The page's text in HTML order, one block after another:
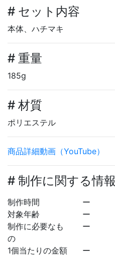
# セット内容
本体、ハチマキ
# 重量
185g
# 材質
ポリエステル
商品詳細動画（YouTube）
# 制作に関する情報
制作時間
ー
対象年齢
ー
制作に必要なも
の
ー
1個当たりの金額
ー